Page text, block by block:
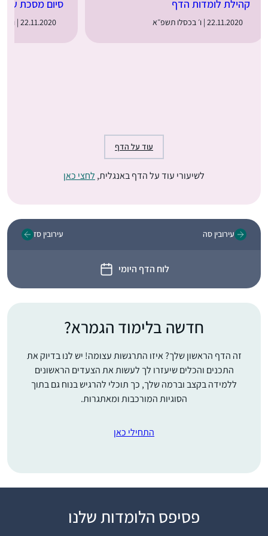
קהילת לומדות הדף
22.11.2020 | ו׳ בכסלו תשפ״א
סיום מסכת
22.11.2020 | ו׳ בכסלו תשפ״א
עוד על הדף
לשיעורי עוד על הדף באנגלית, לחצי כאן
עירובין סה
לוח הדף היומי
עירובין סז
חדשה בלימוד הגמרא?
זה הדף הראשון שלך? איזו התרגשות עצומה! יש לנו בדיוק את
התכנים והכלים שיעזרו לך לעשות את הצעדים הראשונים
ללמידה בקצב וברמה שלך, כך תוכלי להרגיש בנוח גם בתוך
הסוגיות המורכבות ומאתגרות.
התחילי כאן
פסיפס הלומדות שלנו
בתחילת הסבב הנוכחי של